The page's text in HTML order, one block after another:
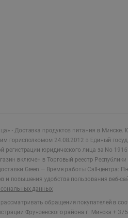
- Доставка продуктов питания в Минске.
горисполкомом 24.08.2012 в Единый
регистрации юридического лица за No
включен в Торговый реестр
Green — Время работы Call-центра:
и повышения удобства пользования веб-
данных
обращения покупателей в
Фрунзенского района г. Минска +